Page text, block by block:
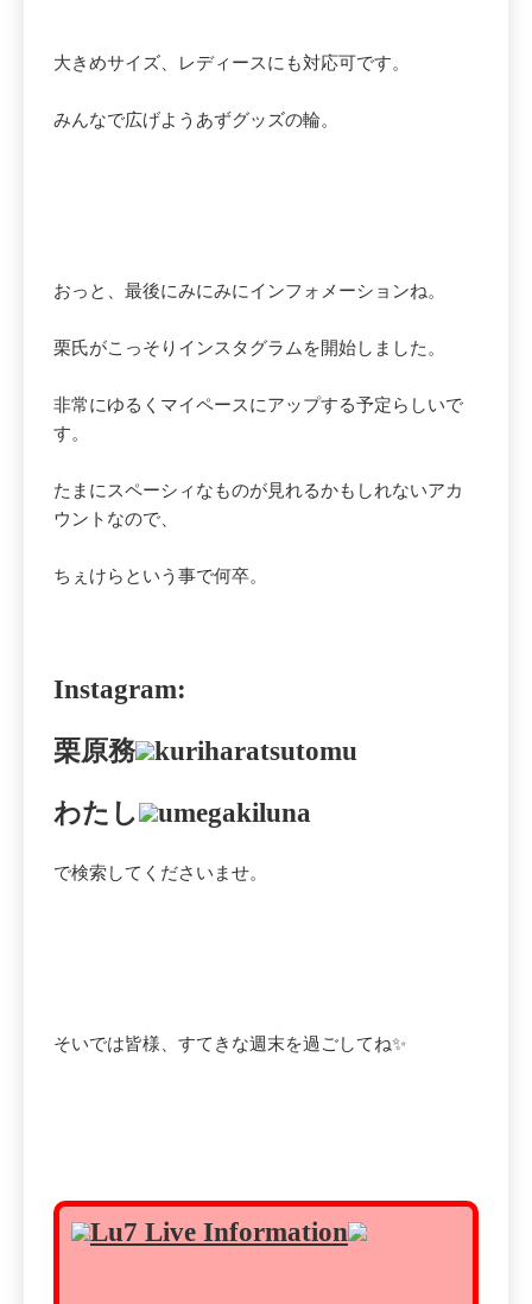
大きめサイズ、レディースにも対応可です。
みんなで広げようあずグッズの輪。
おっと、最後にみにみにインフォメーションね。
栗氏がこっそりインスタグラムを開始しました。
非常にゆるくマイペースにアップする予定らしいで
す。
たまにスペーシィなものが見れるかもしれないアカ
ウントなので、
ちぇけらという事で何卒。
Instagram:
栗原務 kuriharatsutomu
わたし umegakiluna
で検索してくださいませ。
そいでは皆様、すてきな週末を過ごしてね✨
Lu7 Live Information